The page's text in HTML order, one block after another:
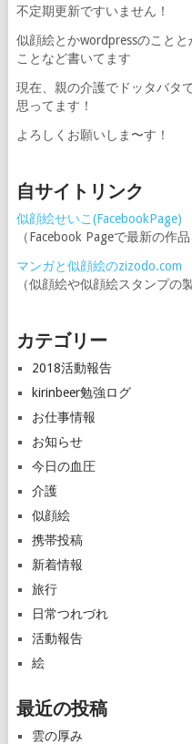
不定期更新ですいません！
似顔絵とかwordpressのこと
ことなど書いてます
現在、親の介護でドッタバタ
思ってます！
よろしくお願いしま〜す！
自サイトリンク
似顔絵せいこ(FacebookPage)
（Facebook Pageで最新の作品
マンガと似顔絵のzizodo.com
（似顔絵や似顔絵スタンプの
カテゴリー
2018活動報告
kirinbeer勉強ログ
お仕事情報
お知らせ
今日の血圧
介護
似顔絵
携帯投稿
新着情報
旅行
日常つれづれ
活動報告
絵
最近の投稿
雲の厚み